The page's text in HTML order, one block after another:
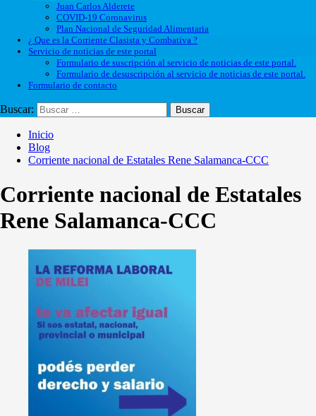
Juan Carlos Alderete
COVID-19 Coronavirus
Plan Nacional de Seguridad Alimentaria
¿ Que es la Corriente Clasista y Combativa ?
Servicio de noticias de este portal
Formulario de suscripción al servicio de noticias de este portal.
Formulario de desuscripción al servicio de noticias de este portal.
Formulario de contacto
Buscar:
Inicio
Blog
Corriente nacional de Estatales Rene Salamanca-CCC
Corriente nacional de Estatales
Rene Salamanca-CCC